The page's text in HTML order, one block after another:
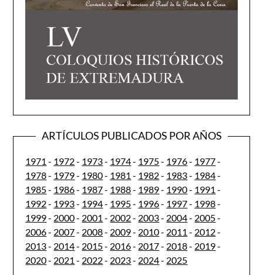
ARTÍCULOS PUBLICADOS POR AÑOS
1971 - 1972- 1973- 1974- 1975- 1976- 1977-
1978- 1979- 1980- 1981 - 1982- 1983- 1984-
1985- 1986- 1987- 1988- 1989- 1990- 1991 -
1992- 1993- 1994- 1995- 1996- 1997- 1998-
1999- 2000- 2001 - 2002- 2003- 2004- 2005-
2006- 2007- 2008- 2009- 2010- 2011 - 2012-
2013- 2014- 2015- 2016- 2017- 2018- 2019-
2020- 2021 - 2022- 2023- 2024- 2025